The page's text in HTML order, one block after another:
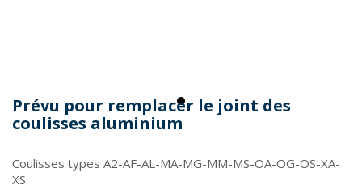
Prévu pour remplacer le joint des
coulisses aluminium
Coulisses types A2-AF-AL-MA-MG-MM-MS-OA-OG-OS-XA-
XS.